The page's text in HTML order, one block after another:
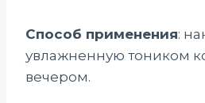
Способ применения:
увлажненную тоником
вечером.